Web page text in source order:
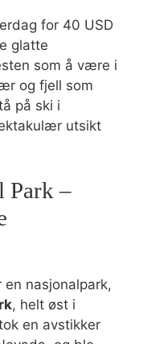
for 40 USD
glatte
som å være i
og fjell som
på ski i
utsikt
Park –
nasjonalpark,
, helt øst i
en avstikker